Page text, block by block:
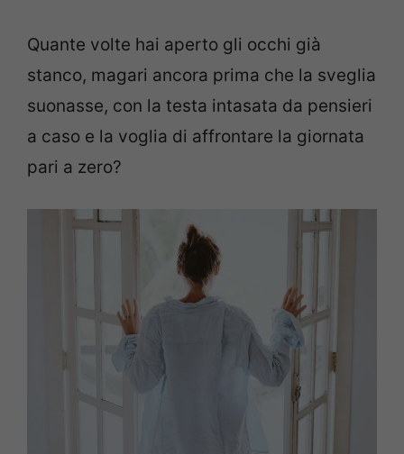
Quante volte hai aperto gli occhi già
stanco, magari ancora prima che la sveglia
suonasse, con la testa intasata da pensieri
a caso e la voglia di affrontare la giornata
pari a zero?